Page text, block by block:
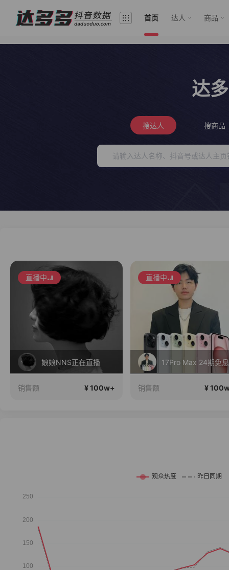
首页 达人 商品
达
搜达人 搜商品
直播中
17Pro Max 24期免息
销售额 ¥ 100w+
南瓜在这里
销售额 ¥